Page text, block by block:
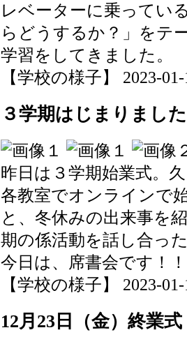
レベーターに乗ってい
らどうするか？」をテ
学習をしてきました。
【学校の様子】 2023-
３学期はじまりまし
昨日は３学期始業式。
各教室でオンラインで
と、冬休みの出来事を
期の係活動を話し合っ
今日は、席書会です！
【学校の様子】 2023-
12月23日（金）終業式